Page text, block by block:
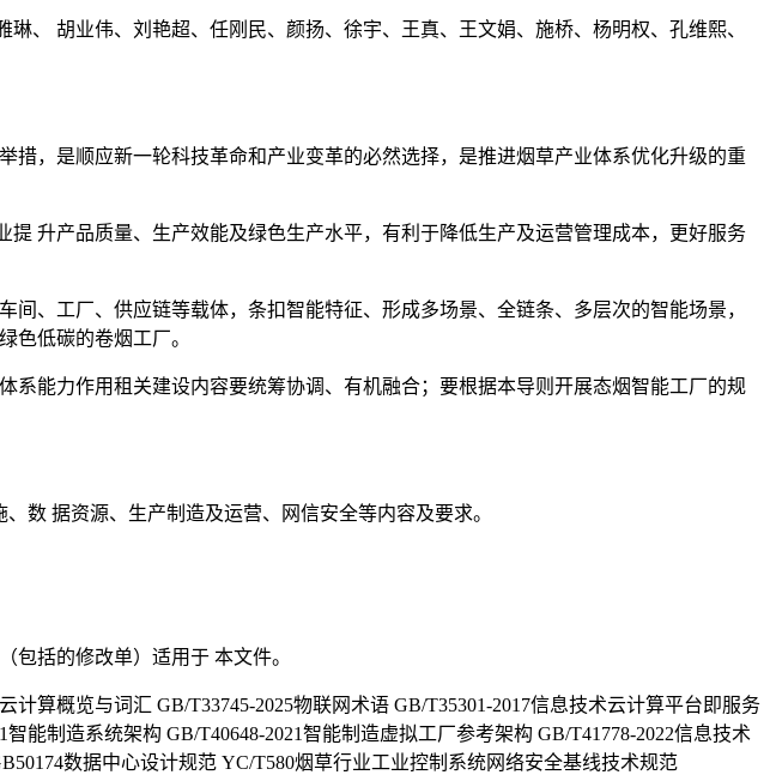
、 胡业伟、刘艳超、任刚民、颜扬、徐宇、王真、王文娟、施桥、杨明权、孔维熙、
，是顺应新一轮科技革命和产业变革的必然选择，是推进烟草产业体系优化升级的重
升产品质量、生产效能及绿色生产水平，有利于降低生产及运营管理成本，更好服务
、工厂、供应链等载体，条扣智能特征、形成多场景、全链条、多层次的智能场景，
色低碳的卷烟工厂。
能力作用租关建设内容要统筹协调、有机融合；要根据本导则开展态烟智能工厂的规
数 据资源、生产制造及运营、网信安全等内容及要求。
包括的修改单）适用于 本文件。
算概览与词汇 GB/T33745-2025物联网术语 GB/T35301-2017信息技术云计算平台即服务
能制造系统架构 GB/T40648-2021智能制造虚拟工厂参考架构 GB/T41778-2022信息技术
数据中心设计规范 YC/T580烟草行业工业控制系统网络安全基线技术规范